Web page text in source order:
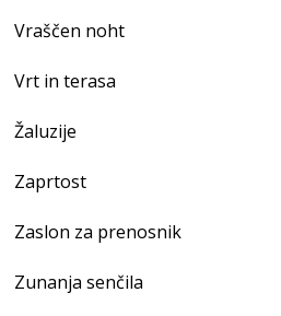
Vraščen noht
Vrt in terasa
Žaluzije
Zaprtost
Zaslon za prenosnik
Zunanja senčila